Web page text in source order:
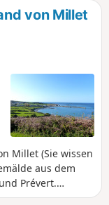
von Millet
Millet (Sie wissen
aus dem
Prévert.
Cotentin. Wir